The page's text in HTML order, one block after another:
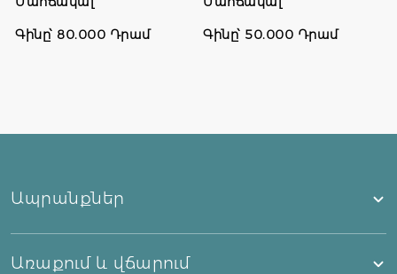
Գինը՝ 80.000 Դրամ Գինը՝ 50.000 Դրամ
Ապրանքներ
Առաքում և վճարում